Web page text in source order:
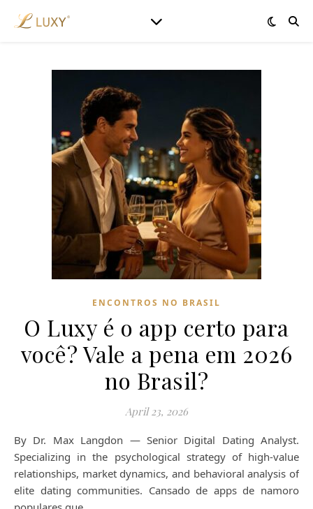
ENCONTROS NO BRASIL
O Luxy é o app certo para
você? Vale a pena em 2026
no Brasil?
April 23, 2026
By Dr. Max Langdon — Senior Digital Dating Analyst.
Specializing in the psychological strategy of high-value
relationships, market dynamics, and behavioral analysis of
elite dating communities. Cansado de apps de namoro